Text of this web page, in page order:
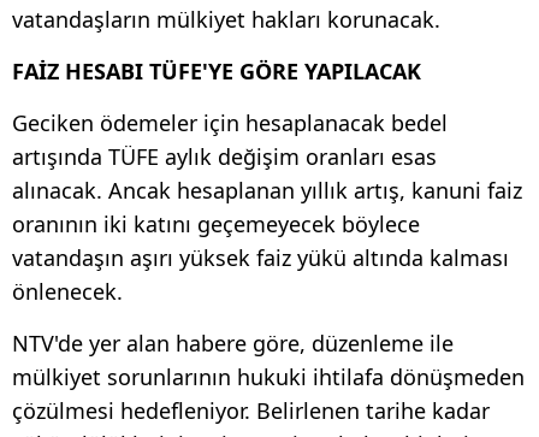
vatandaşların mülkiyet hakları korunacak.
FAİZ HESABI TÜFE'YE GÖRE YAPILACAK
Geciken ödemeler için hesaplanacak bedel
artışında TÜFE aylık değişim oranları esas
alınacak. Ancak hesaplanan yıllık artış, kanuni faiz
oranının iki katını geçemeyecek böylece
vatandaşın aşırı yüksek faiz yükü altında kalması
önlenecek.
NTV'de yer alan habere göre, düzenleme ile
mülkiyet sorunlarının hukuki ihtilafa dönüşmeden
çözülmesi hedefleniyor. Belirlenen tarihe kadar